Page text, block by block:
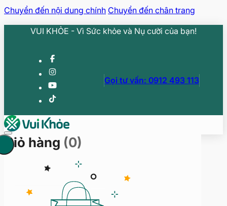
Chuyển đến nội dung chính Chuyển đến chân trang
VUI KHỎE - Vì Sức khỏe và Nụ cười của bạn!
Gọi tư vấn: 0912 493 113
Giỏ hàng (0)